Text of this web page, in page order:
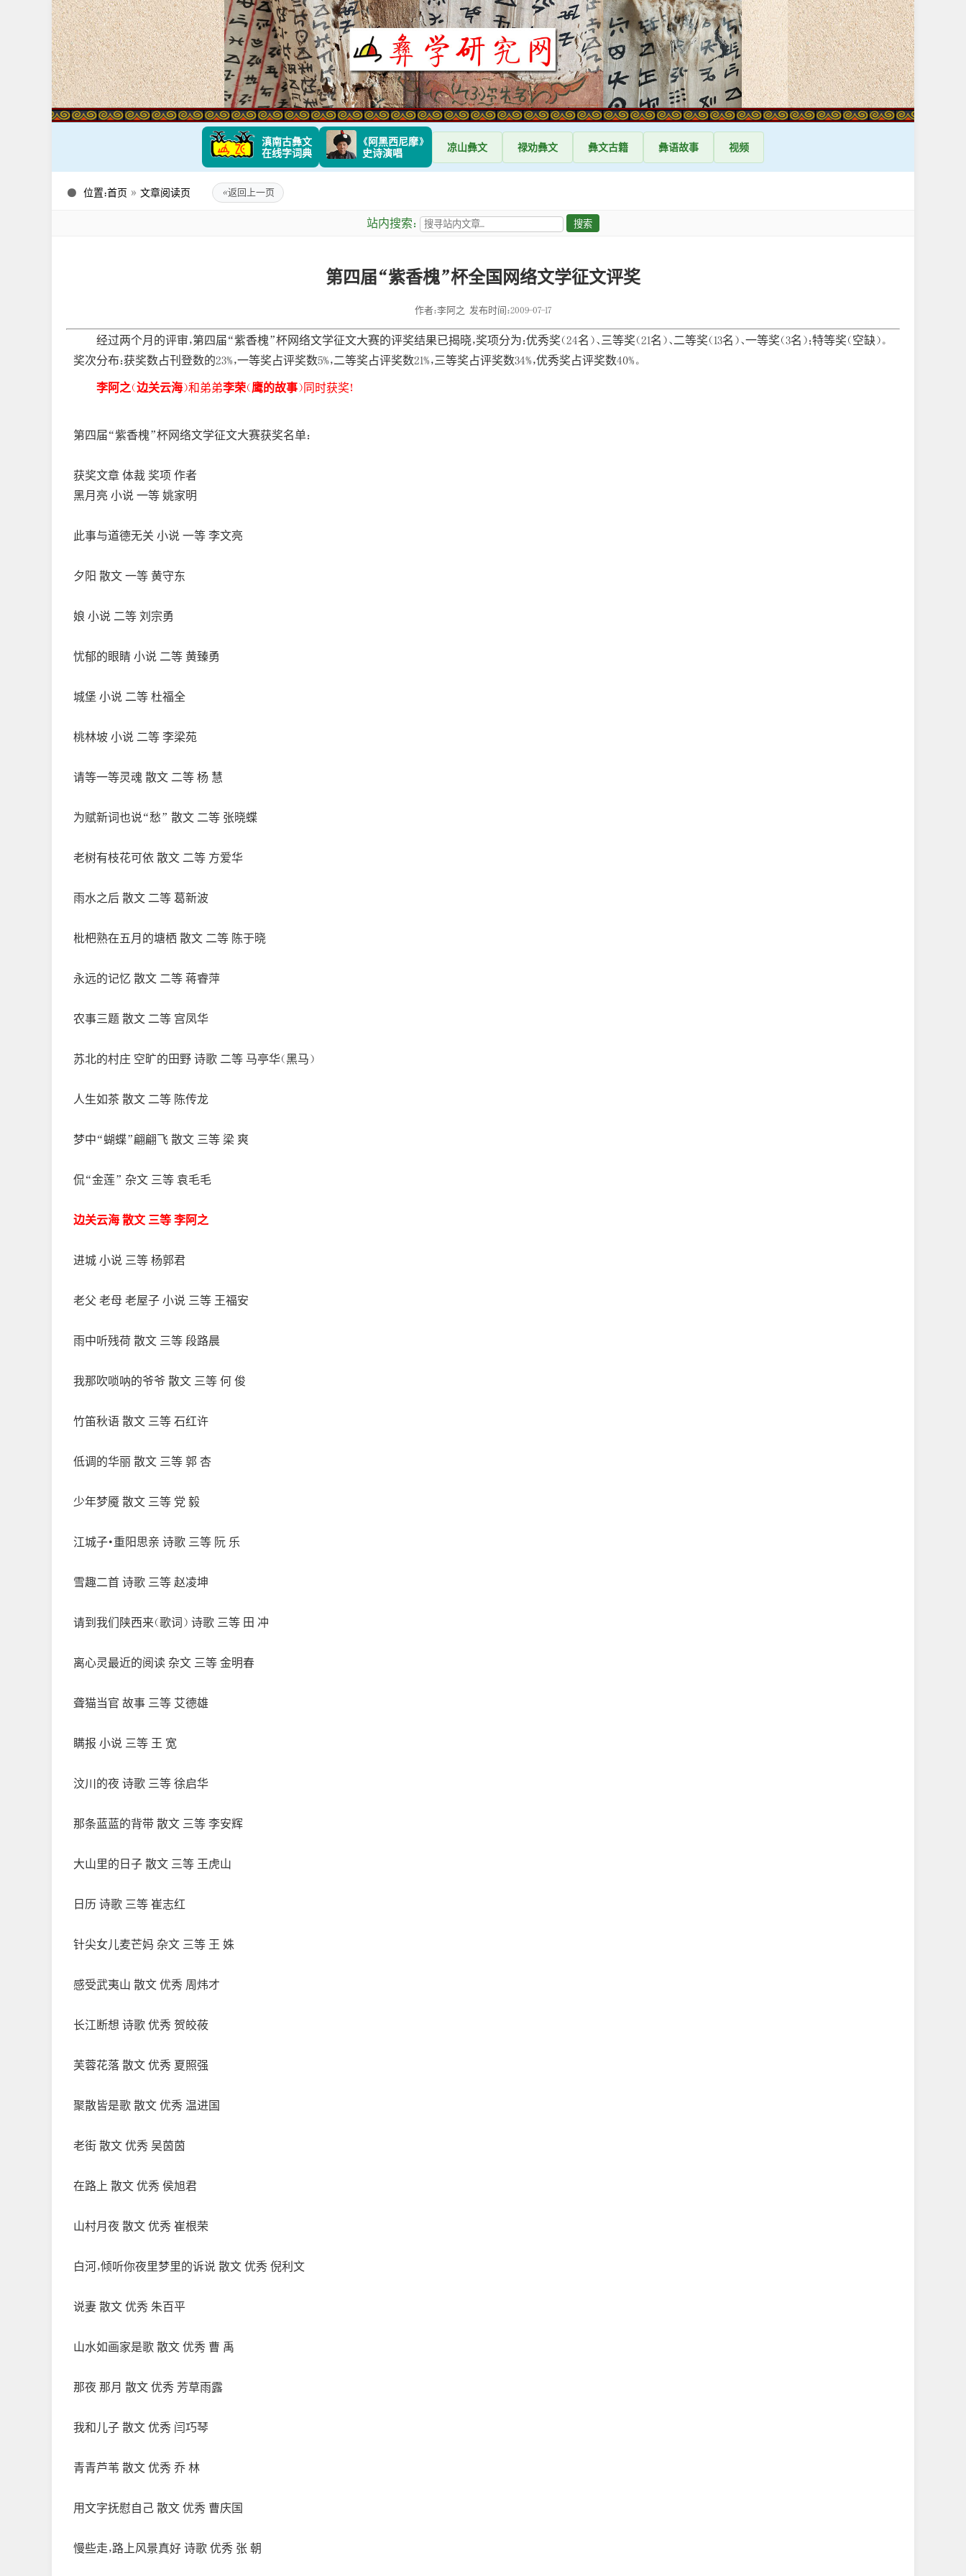
滇南古彝文
在线字词典
《阿黑西尼摩》
史诗演唱
凉山彝文 禄劝彝文 彝文古籍 彝语故事 视频
位置：首页 » 文章阅读页 «返回上一页
站内搜索：
第四届“紫香槐”杯全国网络文学征文评奖
作者：李阿之 发布时间：2009-07-17
经过两个月的评审，第四届“紫香槐”杯网络文学征文大赛的评奖结果已揭晓，奖项分为：优秀奖（24名）、三等奖（21名）、二等奖（13名）、一等奖（3名）；特等奖（空缺）。
奖次分布：获奖数占刊登数的23%，一等奖占评奖数5%，二等奖占评奖数21%，三等奖占评奖数34%，优秀奖占评奖数40%。
李阿之（边关云海）和弟弟李荣（鹰的故事）同时获奖！
第四届“紫香槐”杯网络文学征文大赛获奖名单：
获奖文章 体裁 奖项 作者
黑月亮 小说 一等 姚家明
此事与道德无关 小说 一等 李文亮
夕阳 散文 一等 黄守东
娘 小说 二等 刘宗勇
忧郁的眼睛 小说 二等 黄臻勇
城堡 小说 二等 杜福全
桃林坡 小说 二等 李梁苑
请等一等灵魂 散文 二等 杨 慧
为赋新词也说“愁” 散文 二等 张晓蝶
老树有枝花可依 散文 二等 方爱华
雨水之后 散文 二等 葛新波
枇杷熟在五月的塘栖 散文 二等 陈于晓
永远的记忆 散文 二等 蒋睿萍
农事三题 散文 二等 宫凤华
苏北的村庄 空旷的田野 诗歌 二等 马亭华（黑马）
人生如茶 散文 二等 陈传龙
梦中“蝴蝶”翩翩飞 散文 三等 梁 爽
侃“金莲” 杂文 三等 袁毛毛
边关云海 散文 三等 李阿之
进城 小说 三等 杨郭君
老父 老母 老屋子 小说 三等 王福安
雨中听残荷 散文 三等 段路晨
我那吹唢呐的爷爷 散文 三等 何 俊
竹笛秋语 散文 三等 石红许
低调的华丽 散文 三等 郭 杏
少年梦魇 散文 三等 党 毅
江城子·重阳思亲 诗歌 三等 阮 乐
雪趣二首 诗歌 三等 赵凌坤
请到我们陕西来（歌词） 诗歌 三等 田 冲
离心灵最近的阅读 杂文 三等 金明春
聋猫当官 故事 三等 艾德雄
瞒报 小说 三等 王 宽
汶川的夜 诗歌 三等 徐启华
那条蓝蓝的背带 散文 三等 李安辉
大山里的日子 散文 三等 王虎山
日历 诗歌 三等 崔志红
针尖女儿麦芒妈 杂文 三等 王 姝
感受武夷山 散文 优秀 周炜才
长江断想 诗歌 优秀 贺皎莜
芙蓉花落 散文 优秀 夏照强
聚散皆是歌 散文 优秀 温进国
老街 散文 优秀 吴茵茵
在路上 散文 优秀 侯旭君
山村月夜 散文 优秀 崔根荣
白河，倾听你夜里梦里的诉说 散文 优秀 倪利文
说妻 散文 优秀 朱百平
山水如画家是歌 散文 优秀 曹 禹
那夜 那月 散文 优秀 芳草雨露
我和儿子 散文 优秀 闫巧琴
青青芦苇 散文 优秀 乔 林
用文字抚慰自己 散文 优秀 曹庆国
慢些走，路上风景真好 诗歌 优秀 张 朝